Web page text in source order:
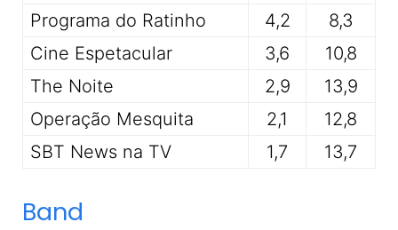
Programa do Ratinho 4,2
8,3
Cine Espetacular
3,6
10,8
The Noite
2,9
13,9
Operação Mesquita
2,1
12,8
SBT News na TV
1,7 13,7
Band